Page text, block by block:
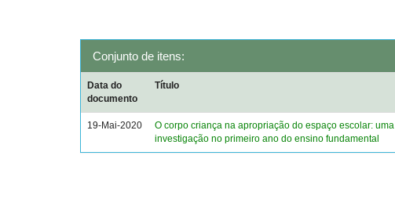
Conjunto de itens:
Data do
documento
Título
19-Mai-2020
O corpo criança na apropriação do espaço escolar: uma
investigação no primeiro ano do ensino fundamental